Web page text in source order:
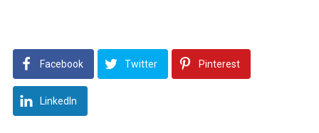
Facebook Twitter Pinterest
LinkedIn